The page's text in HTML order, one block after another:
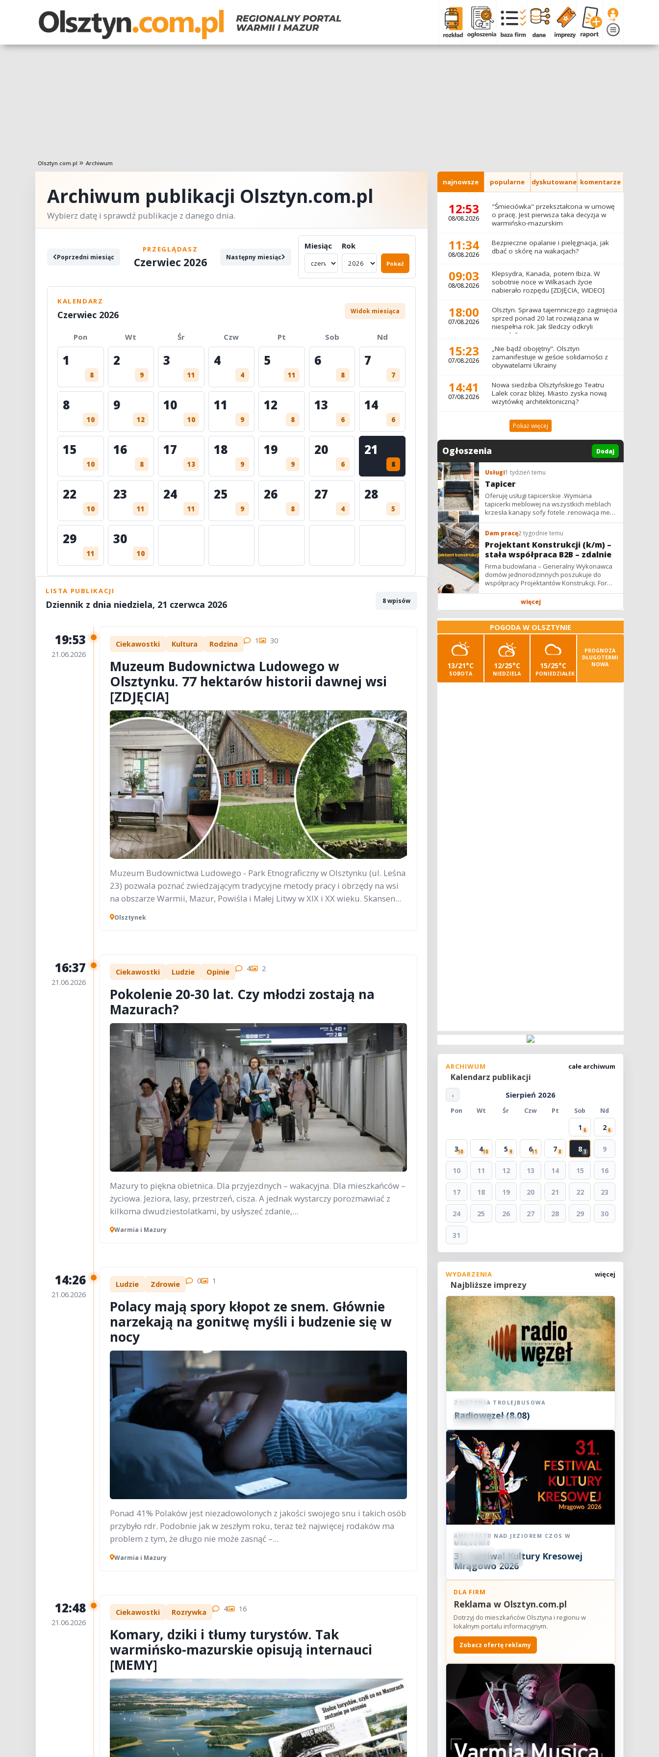
Olsztyn.com.pl Archiwum
Archiwum publikacji Olsztyn.com.pl
Wybierz datę i sprawdź publikacje z danego dnia.
Poprzedni miesiąc
PRZEGLĄDASZ
Czerwiec 2026 Następny miesiąc
Miesiąc Rok
Pokaż
KALENDARZ
Czerwiec 2026 Widok miesiąca
Pon Wt Śr Czw Pt Sob Nd
1
8
2
9
3
11
4
4
5
11
6
8
7
7
8
10
9
12
10
10
11
9
12
8
13
6
14
6
15
10
16
8
17
13
18
9
19
9
20
6
21
8
22
10
23
11
24
11
25
9
26
8
27
4
28
5
29
11
30
10
LISTA PUBLIKACJI
Dziennik z dnia niedziela, 21 czerwca 2026 8 wpisów
19:53
21.06.2026
Ciekawostki Kultura Rodzina 1 30
Muzeum Budownictwa Ludowego w
Olsztynku. 77 hektarów historii dawnej wsi
[ZDJĘCIA]
Muzeum Budownictwa Ludowego - Park Etnograficzny w Olsztynku (ul. Leśna
23) pozwala poznać zwiedzającym tradycyjne metody pracy i obrzędy na wsi
na obszarze Warmii, Mazur, Powiśla i Małej Litwy w XIX i XX wieku. Skansen...
Olsztynek
16:37
21.06.2026
Ciekawostki Ludzie Opinie 4 2
Pokolenie 20-30 lat. Czy młodzi zostają na
Mazurach?
Mazury to piękna obietnica. Dla przyjezdnych – wakacyjna. Dla mieszkańców –
życiowa. Jeziora, lasy, przestrzeń, cisza. A jednak wystarczy porozmawiać z
kilkoma dwudziestolatkami, by usłyszeć zdanie,...
Warmia i Mazury
14:26
21.06.2026
Ludzie Zdrowie 0 1
Polacy mają spory kłopot ze snem. Głównie
narzekają na gonitwę myśli i budzenie się w
nocy
Ponad 41% Polaków jest niezadowolonych z jakości swojego snu i takich osób
przybyło rdr. Podobnie jak w zeszłym roku, teraz też najwięcej rodaków ma
problem z tym, że długo nie może zasnąć –...
Warmia i Mazury
12:48
21.06.2026
Ciekawostki Rozrywka 4 16
Komary, dziki i tłumy turystów. Tak
warmińsko-mazurskie opisują internauci
[MEMY]
najnowsze popularne dyskutowane komentarze
12:53
08/08.2026
"Śmieciówka" przekształcona w umowę
o pracę. Jest pierwsza taka decyzja w
warmińsko-mazurskim
11:34
08/08.2026
Bezpieczne opalanie i pielęgnacja, jak
dbać o skórę na wakacjach?
09:03
08/08.2026
Klepsydra, Kanada, potem Ibiza. W
sobotnie noce w Wilkasach życie
nabierało rozpędu [ZDJĘCIA, WIDEO]
18:00
07/08.2026
Olsztyn. Sprawa tajemniczego zaginięcia
sprzed ponad 20 lat rozwiązana w
niespełna rok. Jak śledczy odkryli
prawdę?
15:23
07/08.2026
„Nie bądź obojętny”. Olsztyn
zamanifestuje w geście solidarności z
obywatelami Ukrainy
14:41
07/08.2026
Nowa siedziba Olsztyńskiego Teatru
Lalek coraz bliżej. Miasto zyska nową
wizytówkę architektoniczną?
Pokaż więcej
Ogłoszenia Dodaj
Usługi1 tydzień temu
Tapicer
Oferuję usługi tapicerskie .Wymiana
tapicerki meblowej na wszystkich meblach
krzesła kanapy sofy fotele .renowacja mebli
vintage,PRL. glamur
Dam pracę2 tygodnie temu
Projektant Konstrukcji (k/m) –
stała współpraca B2B – zdalnie
Firma budowlana – Generalny Wykonawca
domów jednorodzinnych poszukuje do
współpracy Projektantów Konstrukcji. Forma
współpracy: B2B / podwykonawstwo –
więcej
POGODA W OLSZTYNIE
13/21°C
SOBOTA
12/25°C
NIEDZIELA
15/25°C
PONIEDZIAŁEK
PROGNOZA
DŁUGOTERMI
NOWA
ARCHIWUM
Kalendarz publikacji
całe archiwum
‹ Sierpień 2026
Pon Wt Śr Czw Pt Sob Nd
1 6 2 6
310 410 5 9 611 7 8 8 3 9
10 11 12 13 14 15 16
17 18 19 20 21 22 23
24 25 26 27 28 29 30
31
WYDARZENIA
Najbliższe imprezy
więcej
Koncert
08 SIE
2026
ZAJEZDNIA TROLEJBUSOWA
Radiowęzeł (8.08)
08 SIE 18:30
AMFITEATR NAD JEZIOREM CZOS W
MRĄGOWIE
31. Festiwal Kultury Kresowej
Mrągowo 2026
DLA FIRM
Reklama w Olsztyn.com.pl
Dotrzyj do mieszkańców Olsztyna i regionu w
lokalnym portalu informacyjnym.
Zobacz ofertę reklamy